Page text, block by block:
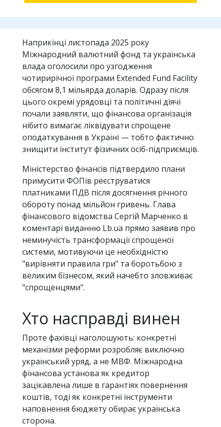
Наприкінці листопада 2025 року
Міжнародний валютний фонд та українська
влада оголосили про узгодження
чотирирічної програми Extended Fund Facility
обсягом 8,1 мільярда доларів. Одразу після
цього окремі урядовці та політичні діячі
почали заявляти, що фінансова організація
нібито вимагає ліквідувати спрощене
оподаткування в Україні — тобто фактично
знищити інститут фізичних осіб-підприємців.
Міністерство фінансів підтвердило плани
примусити ФОПів реєструватися
платниками ПДВ після досягнення річного
обороту понад мільйон гривень. Глава
фінансового відомства Сергій Марченко в
коментарі виданню Lb.ua прямо заявив про
неминучість трансформації спрощеної
системи, мотивуючи це необхідністю
"вирівняти правила гри" та боротьбою з
великим бізнесом, який начебто зловживає
"спрощенцями".
Хто насправді винен
Проте фахівці наголошують: конкретні
механізми реформи розробляє виключно
український уряд, а не МВФ. Міжнародна
фінансова установа як кредитор
зацікавлена лише в гарантіях повернення
коштів, тоді як конкретні інструменти
наповнення бюджету обирає українська
сторона.